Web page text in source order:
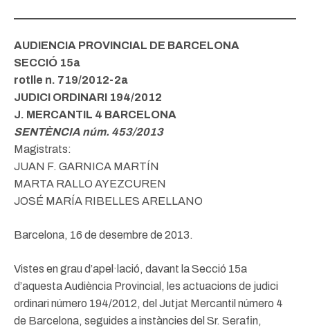
AUDIENCIA PROVINCIAL DE BARCELONA
SECCIÓ 15a
rotlle n. 719/2012-2a
JUDICI ORDINARI 194/2012
J. MERCANTIL 4 BARCELONA
SENTÈNCIA núm. 453/2013
Magistrats:
JUAN F. GARNICA MARTÍN
MARTA RALLO AYEZCUREN
JOSÉ MARÍA RIBELLES ARELLANO
Barcelona, 16 de desembre de 2013.
Vistes en grau d’apel·lació, davant la Secció 15a
d’aquesta Audiència Provincial, les actuacions de judici
ordinari número 194/2012, del Jutjat Mercantil número 4
de Barcelona, seguides a instàncies del Sr. Serafin,